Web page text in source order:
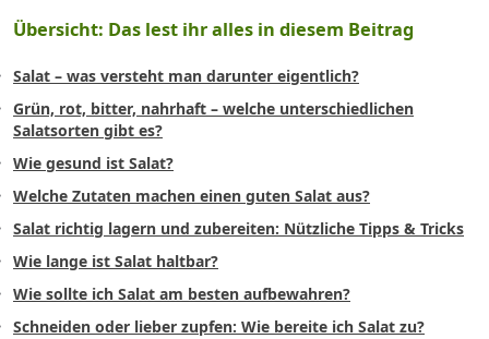
Übersicht: Das lest ihr alles in diesem Beitrag
Salat – was versteht man darunter eigentlich?
Grün, rot, bitter, nahrhaft – welche unterschiedlichen
Salatsorten gibt es?
Wie gesund ist Salat?
Welche Zutaten machen einen guten Salat aus?
Salat richtig lagern und zubereiten: Nützliche Tipps & Tricks
Wie lange ist Salat haltbar?
Wie sollte ich Salat am besten aufbewahren?
Schneiden oder lieber zupfen: Wie bereite ich Salat zu?